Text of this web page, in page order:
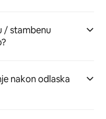
/ stambenu
nakon odlaska